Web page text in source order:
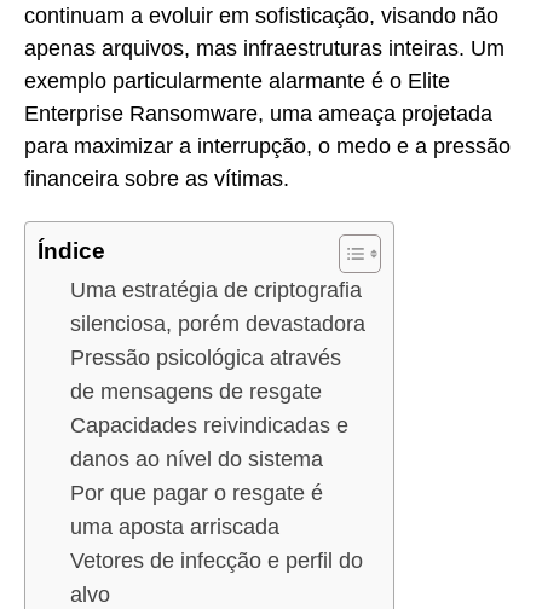
continuam a evoluir em sofisticação, visando não
apenas arquivos, mas infraestruturas inteiras. Um
exemplo particularmente alarmante é o Elite
Enterprise Ransomware, uma ameaça projetada
para maximizar a interrupção, o medo e a pressão
financeira sobre as vítimas.
Índice
Uma estratégia de criptografia
silenciosa, porém devastadora
Pressão psicológica através
de mensagens de resgate
Capacidades reivindicadas e
danos ao nível do sistema
Por que pagar o resgate é
uma aposta arriscada
Vetores de infecção e perfil do
alvo